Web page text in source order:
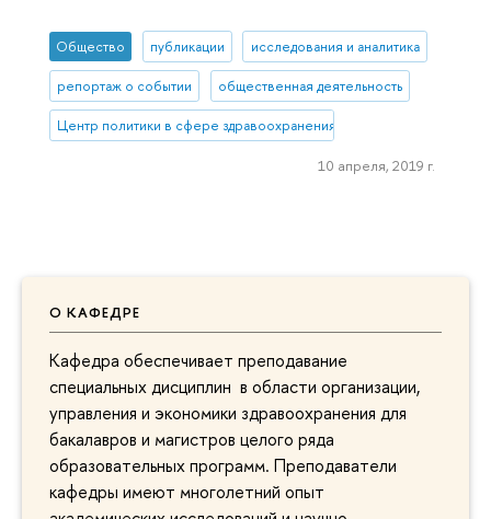
О КАФЕДРЕ
Кафедра обеспечивает преподавание
специальных дисциплин в области организации,
управления и экономики здравоохранения для
бакалавров и магистров целого ряда
образовательных программ. Преподаватели
кафедры имеют многолетний опыт
Общество публикации исследования и аналитика
репортаж о событии общественная деятельность
Центр политики в сфере здравоохранения
10 апреля, 2019 г.